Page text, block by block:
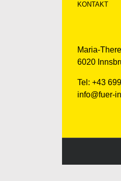
KONTAKT
Maria-
6020
Tel: +43
info@fuer-